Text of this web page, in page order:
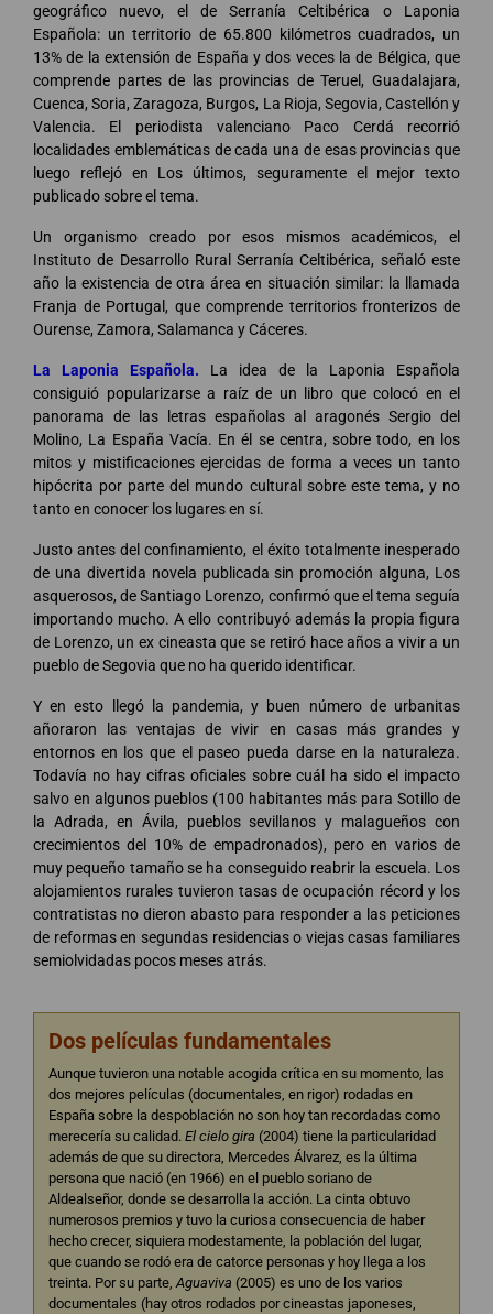
geográfico nuevo, el de Serranía Celtibérica o Laponia
Española: un territorio de 65.800 kilómetros cuadrados, un
13% de la extensión de España y dos veces la de Bélgica, que
comprende partes de las provincias de Teruel, Guadalajara,
Cuenca, Soria, Zaragoza, Burgos, La Rioja, Segovia, Castellón y
Valencia. El periodista valenciano Paco Cerdá recorrió
localidades emblemáticas de cada una de esas provincias que
luego reflejó en Los últimos, seguramente el mejor texto
publicado sobre el tema.
Un organismo creado por esos mismos académicos, el
Instituto de Desarrollo Rural Serranía Celtibérica, señaló este
año la existencia de otra área en situación similar: la llamada
Franja de Portugal, que comprende territorios fronterizos de
Ourense, Zamora, Salamanca y Cáceres.
La Laponia Española. La idea de la Laponia Española
consiguió popularizarse a raíz de un libro que colocó en el
panorama de las letras españolas al aragonés Sergio del
Molino, La España Vacía. En él se centra, sobre todo, en los
mitos y mistificaciones ejercidas de forma a veces un tanto
hipócrita por parte del mundo cultural sobre este tema, y no
tanto en conocer los lugares en sí.
Justo antes del confinamiento, el éxito totalmente inesperado
de una divertida novela publicada sin promoción alguna, Los
asquerosos, de Santiago Lorenzo, confirmó que el tema seguía
importando mucho. A ello contribuyó además la propia figura
de Lorenzo, un ex cineasta que se retiró hace años a vivir a un
pueblo de Segovia que no ha querido identificar.
Y en esto llegó la pandemia, y buen número de urbanitas
añoraron las ventajas de vivir en casas más grandes y
entornos en los que el paseo pueda darse en la naturaleza.
Todavía no hay cifras oficiales sobre cuál ha sido el impacto
salvo en algunos pueblos (100 habitantes más para Sotillo de
la Adrada, en Ávila, pueblos sevillanos y malagueños con
crecimientos del 10% de empadronados), pero en varios de
muy pequeño tamaño se ha conseguido reabrir la escuela. Los
alojamientos rurales tuvieron tasas de ocupación récord y los
contratistas no dieron abasto para responder a las peticiones
de reformas en segundas residencias o viejas casas familiares
semiolvidadas pocos meses atrás.
Dos películas fundamentales
Aunque tuvieron una notable acogida crítica en su momento, las
dos mejores películas (documentales, en rigor) rodadas en
España sobre la despoblación no son hoy tan recordadas como
merecería su calidad. El cielo gira (2004) tiene la particularidad
además de que su directora, Mercedes Álvarez, es la última
persona que nació (en 1966) en el pueblo soriano de
Aldealseñor, donde se desarrolla la acción. La cinta obtuvo
numerosos premios y tuvo la curiosa consecuencia de haber
hecho crecer, siquiera modestamente, la población del lugar,
que cuando se rodó era de catorce personas y hoy llega a los
treinta. Por su parte, Aguaviva (2005) es uno de los varios
documentales (hay otros rodados por cineastas japoneses,